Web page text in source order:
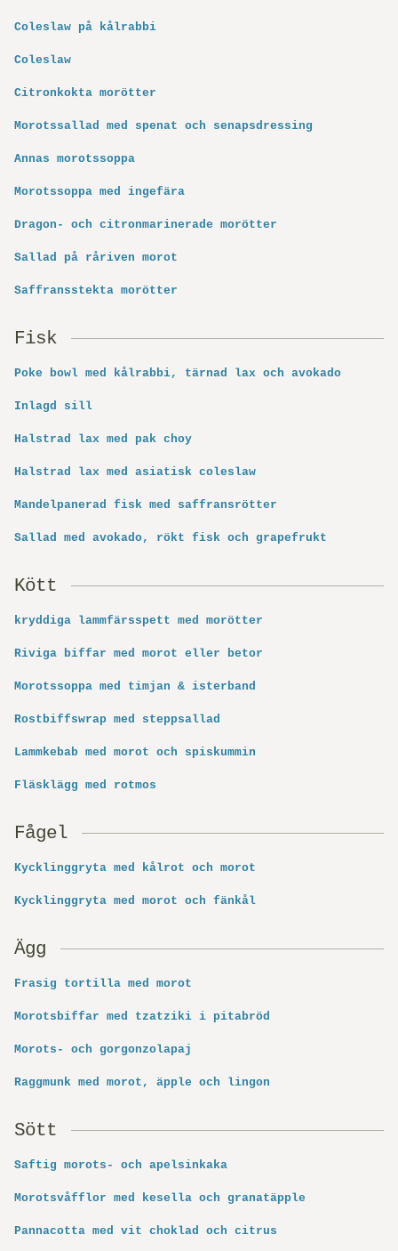
Coleslaw på kålrabbi
Coleslaw
Citronkokta morötter
Morotssallad med spenat och senapsdressing
Annas morotssoppa
Morotssoppa med ingefära
Dragon- och citronmarinerade morötter
Sallad på råriven morot
Saffransstekta morötter
Fisk
Poke bowl med kålrabbi, tärnad lax och avokado
Inlagd sill
Halstrad lax med pak choy
Halstrad lax med asiatisk coleslaw
Mandelpanerad fisk med saffransrötter
Sallad med avokado, rökt fisk och grapefrukt
Kött
kryddiga lammfärsspett med morötter
Riviga biffar med morot eller betor
Morotssoppa med timjan & isterband
Rostbiffswrap med steppsallad
Lammkebab med morot och spiskummin
Fläsklägg med rotmos
Fågel
Kycklinggryta med kålrot och morot
Kycklinggryta med morot och fänkål
Ägg
Frasig tortilla med morot
Morotsbiffar med tzatziki i pitabröd
Morots- och gorgonzolapaj
Raggmunk med morot, äpple och lingon
Sött
Saftig morots- och apelsinkaka
Morotsvåfflor med kesella och granatäpple
Pannacotta med vit choklad och citrus